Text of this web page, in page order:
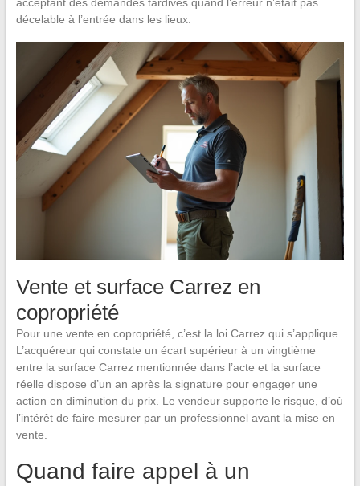
décelable à l’entrée dans les lieux.
Vente et surface Carrez en
copropriété
Pour une vente en copropriété, c’est la loi Carrez qui s’applique.
L’acquéreur qui constate un écart supérieur à un vingtième
entre la surface Carrez mentionnée dans l’acte et la surface
réelle dispose d’un an après la signature pour engager une
action en diminution du prix. Le vendeur supporte le risque, d’où
l’intérêt de faire mesurer par un professionnel avant la mise en
vente.
Quand faire appel à un